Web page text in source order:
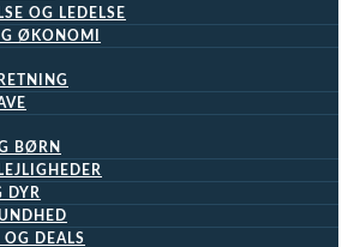
OG LEDELSE
ØKONOMI
BØRN
DYR
DEALS